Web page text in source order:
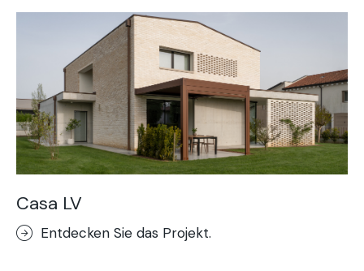
Casa LV
Entdecken Sie das Projekt.